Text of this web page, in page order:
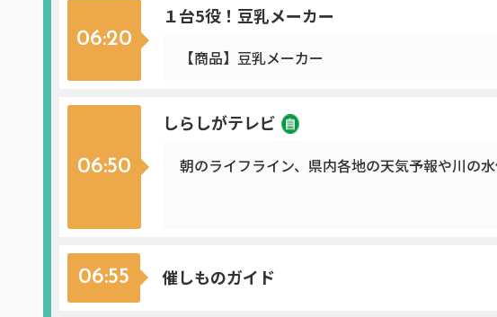
06:20
１台5役！豆乳メーカー
【商品】豆乳メーカー
06:50
しらしがテレビ
朝のライフライン、県内各地の天気予報や川の
06:55 催しものガイド